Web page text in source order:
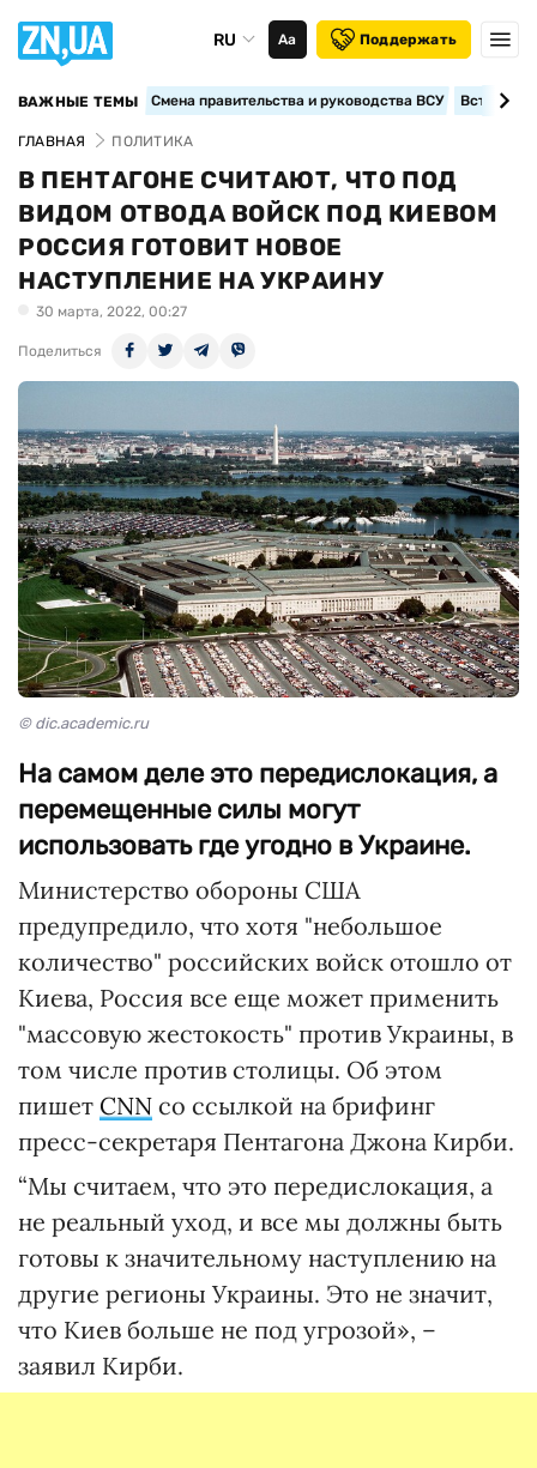
RU Аа Поддержать
ВАЖНЫЕ ТЕМЫ Смена правительства и руководства ВСУ
ГЛАВНАЯ ПОЛИТИКА
В ПЕНТАГОНЕ СЧИТАЮТ, ЧТО ПОД
ВИДОМ ОТВОДА ВОЙСК ПОД КИЕВОМ
РОССИЯ ГОТОВИТ НОВОЕ
НАСТУПЛЕНИЕ НА УКРАИНУ
30 марта, 2022, 00:27
Поделиться
© dic.academic.ru
На самом деле это передислокация, а
перемещенные силы могут
использовать где угодно в Украине.
Министерство обороны США
предупредило, что хотя "небольшое
количество" российских войск отошло от
Киева, Россия все еще может применить
"массовую жестокость" против Украины, в
том числе против столицы. Об этом
пишет CNN со ссылкой на брифинг
пресс-секретаря Пентагона Джона Кирби.
“Мы считаем, что это передислокация, а
не реальный уход, и все мы должны быть
готовы к значительному наступлению на
другие регионы Украины. Это не значит,
что Киев больше не под угрозой», –
заявил Кирби.